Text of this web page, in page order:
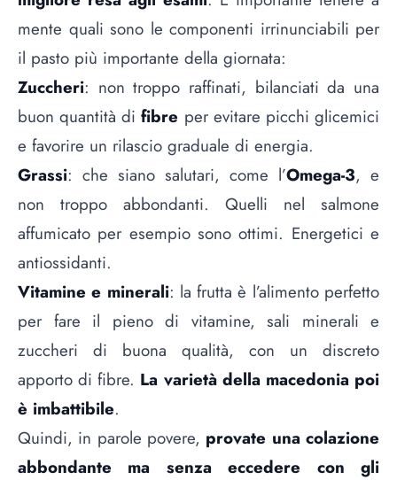
mente quali sono le componenti irrinunciabili per
il pasto più importante della giornata:
Zuccheri: non troppo raffinati, bilanciati da una
buon quantità difibre per evitare picchi glicemici
e favorire un rilascio graduale di energia.
Grassi: che siano salutari, come l’Omega-3, e
non troppo abbondanti. Quelli nel salmone
affumicato per esempio sono ottimi. Energetici e
antiossidanti.
Vitamine e minerali: la frutta è l’alimento perfetto
per fare il pieno di vitamine, sali minerali e
zuccheri di buona qualità, con un discreto
apporto di fibre. La varietà della macedonia poi
è imbattibile.
Quindi, in parole povere, provate una colazione
abbondante ma senza eccedere con gli